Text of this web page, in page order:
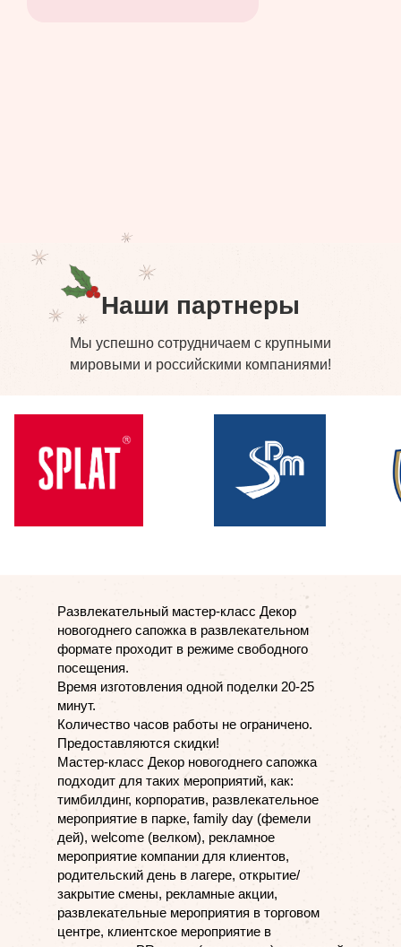
Наши партнеры
Мы успешно сотрудничаем с крупными
мировыми и российскими компаниями!
Развлекательный мастер-класс Декор
новогоднего сапожка в развлекательном
формате проходит в режиме свободного
посещения.
Время изготовления одной поделки 20-25
минут.
Количество часов работы не ограничено.
Предоставляются скидки!
Мастер-класс Декор новогоднего сапожка
подходит для таких мероприятий, как:
тимбилдинг, корпоратив, развлекательное
мероприятие в парке, family day (фемели
дей), welcome (велком), рекламное
мероприятие компании для клиентов,
родительский день в лагере, открытие/
закрытие смены, рекламные акции,
развлекательные мероприятия в торговом
центре, клиентское мероприятие в